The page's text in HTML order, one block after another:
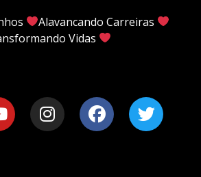
Alavancando Carreiras
Vidas